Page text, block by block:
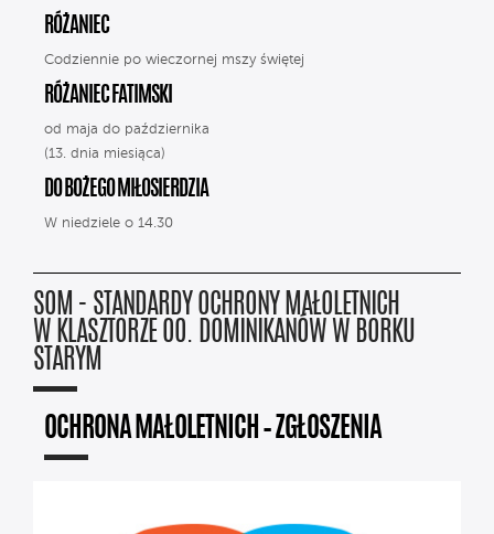
RÓŻANIEC
Codziennie po wieczornej mszy świętej
RÓŻANIEC FATIMSKI
od maja do października
(13. dnia miesiąca)
DO BOŻEGO MIŁOSIERDZIA
W niedziele o 14.30
SOM - STANDARDY OCHRONY MAŁOLETNICH
W KLASZTORZE OO. DOMINIKANÓW W BORKU
STARYM
OCHRONA MAŁOLETNICH – ZGŁOSZENIA